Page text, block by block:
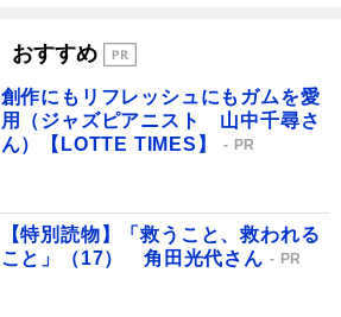
おすすめ
創作にもリフレッシュにもガムを愛
用（ジャズピアニスト 山中千尋さ
ん）【LOTTE TIMES】
PR
【特別読物】「救うこと、救われる
こと」（17） 角田光代さん
PR